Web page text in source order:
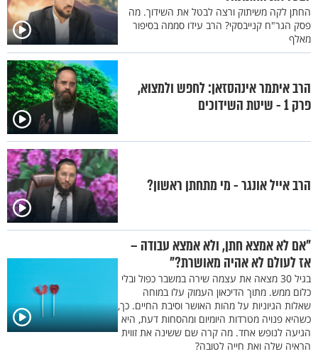
החתן לקה משיתוק ורצה לבטל את השידוך. מה
פסק הגר"ח קנייבסקי? הרב עידו סממה בסיפור
מאלף
הרב איתמר אינהסזאן: לחפש ולמצוא,
פרק 1 - שיטת השידוכים
הרב אייל אונגר - מי מתחתן ראשון?
"אם לא אמצא חתן, ולא אמצא עבודה –
אז לעולם לא אהיה מאושרת?"
בגיל 30 מצאה את עצמה שירה במשבר כפול ובלי
כלום ממש. מתוך הדיכאון העמוק עלו במוחה
שאלות הגיוניות על מהות האושר וסיבת החיים. כך,
כשהיא פנויה מטרדות היומיום ומהסחות דעת, היא
הגיעה לנופש אחד. מה קרה שם ששינה את זווית
הראיה שלה ואת חייה לטובה?